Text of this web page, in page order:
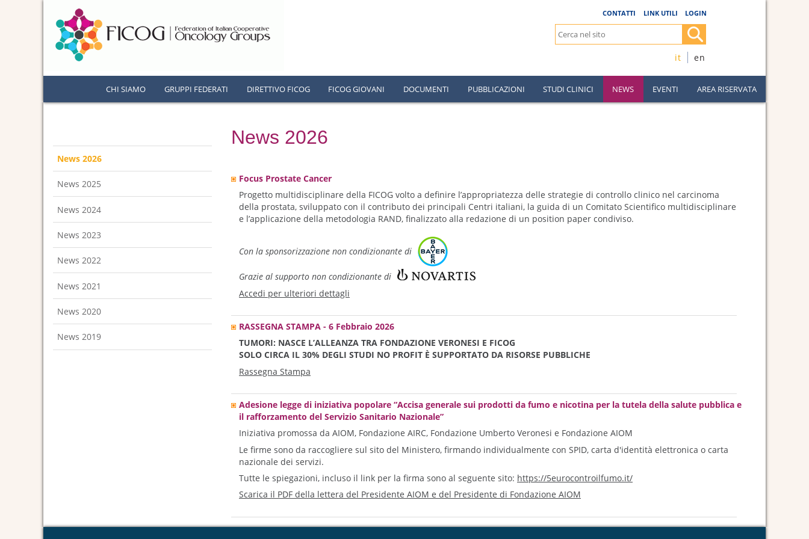
it en
CONTATTI LINK UTILI LOGIN
CHI SIAMO GRUPPI FEDERATI DIRETTIVO FICOG FICOG GIOVANI DOCUMENTI PUBBLICAZIONI STUDI CLINICI NEWS EVENTI AREA RISERVATA
News 2026
News 2025
News 2024
News 2023
News 2022
News 2021
News 2020
News 2019
News 2026
Focus Prostate Cancer
Progetto multidisciplinare della FICOG volto a definire l’appropriatezza delle strategie di controllo clinico nel carcinoma
della prostata, sviluppato con il contributo dei principali Centri italiani, la guida di un Comitato Scientifico multidisciplinare
e l’applicazione della metodologia RAND, finalizzato alla redazione di un position paper condiviso.
Con la sponsorizzazione non condizionante di
Grazie al supporto non condizionante di
Accedi per ulteriori dettagli
RASSEGNA STAMPA - 6 Febbraio 2026
TUMORI: NASCE L’ALLEANZA TRA FONDAZIONE VERONESI E FICOG
SOLO CIRCA IL 30% DEGLI STUDI NO PROFIT È SUPPORTATO DA RISORSE PUBBLICHE
Rassegna Stampa
Adesione legge di iniziativa popolare “Accisa generale sui prodotti da fumo e nicotina per la tutela della salute pubblica e
il rafforzamento del Servizio Sanitario Nazionale”
Iniziativa promossa da AIOM, Fondazione AIRC, Fondazione Umberto Veronesi e Fondazione AIOM
Le firme sono da raccogliere sul sito del Ministero, firmando individualmente con SPID, carta d'identità elettronica o carta
nazionale dei servizi.
Tutte le spiegazioni, incluso il link per la firma sono al seguente sito: https://5eurocontroilfumo.it/
Scarica il PDF della lettera del Presidente AIOM e del Presidente di Fondazione AIOM